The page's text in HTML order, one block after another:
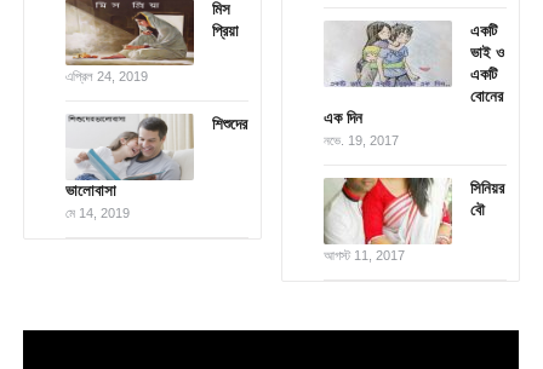
মিস
প্রিয়া
এপ্রিল 24, 2019
শিশুদের
ভালোবাসা
মে 14, 2019
একটি
ভাই ও
একটি
বোনের
এক দিন
নভে. 19, 2017
সিনিয়র
বৌ
আগস্ট 11, 2017